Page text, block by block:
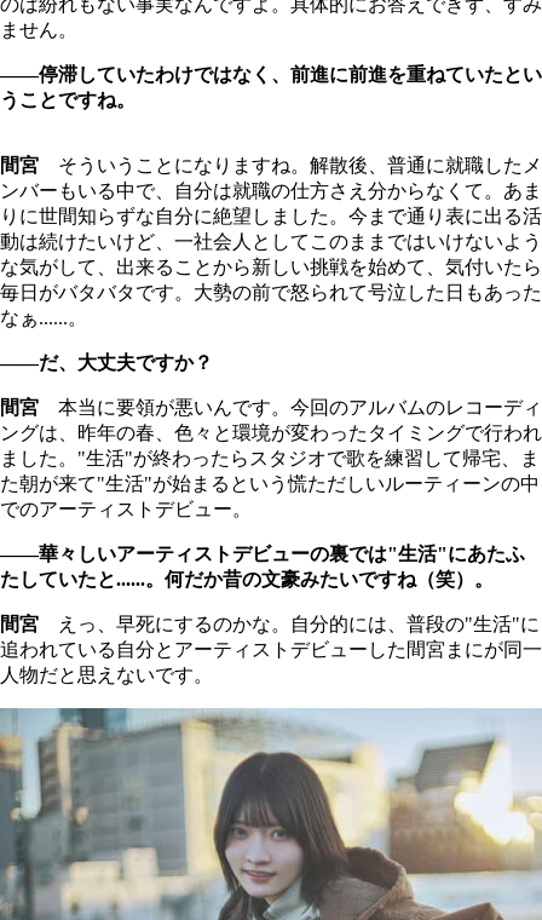
ません。
――停滞していたわけではなく、前進に前進を重ねていたとい
うことですね。
間宮 そういうことになりますね。解散後、普通に就職したメ
ンバーもいる中で、自分は就職の仕方さえ分からなくて。あま
りに世間知らずな自分に絶望しました。今まで通り表に出る活
動は続けたいけど、一社会人としてこのままではいけないよう
な気がして、出来ることから新しい挑戦を始めて、気付いたら
毎日がバタバタです。大勢の前で怒られて号泣した日もあった
なぁ......。
――だ、大丈夫ですか？
間宮 本当に要領が悪いんです。今回のアルバムのレコーディ
ングは、昨年の春、色々と環境が変わったタイミングで行われ
ました。"生活"が終わったらスタジオで歌を練習して帰宅、ま
た朝が来て"生活"が始まるという慌ただしいルーティーンの中
でのアーティストデビュー。
――華々しいアーティストデビューの裏では"生活"にあたふ
たしていたと......。何だか昔の文豪みたいですね（笑）。
間宮 えっ、早死にするのかな。自分的には、普段の"生活"に
追われている自分とアーティストデビューした間宮まにが同一
人物だと思えないです。